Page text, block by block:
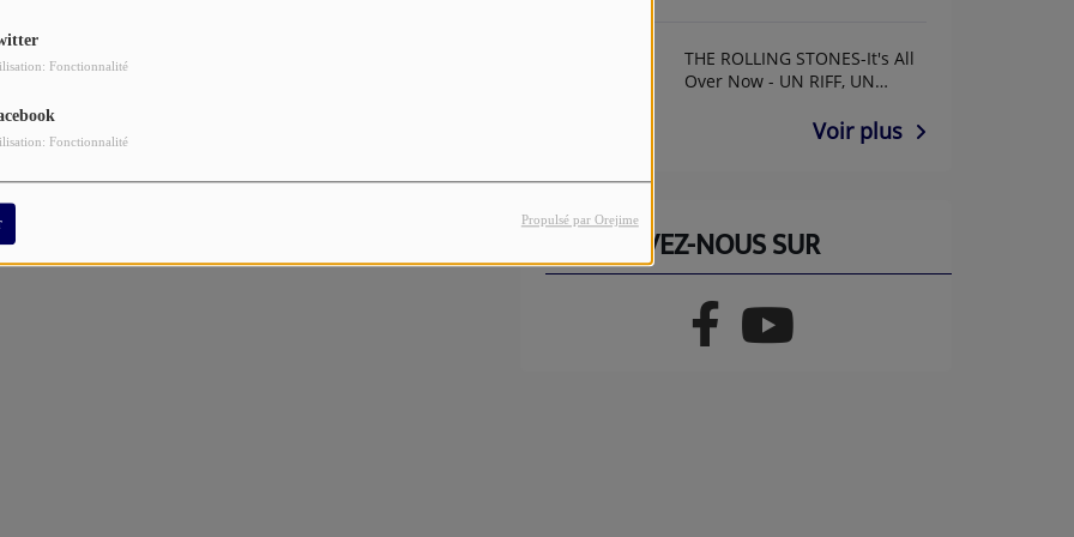
Fonctionnalité
Fonctionnalité
Propulsé par Orejime
se joue, une fois de plus, dans la vallée du
THE ROLLING STONES-It's All
Over Now - UN RIFF, UN
Voir plus
RETROUVEZ-NOUS SUR